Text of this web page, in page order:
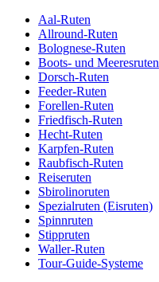
Aal-Ruten
Allround-Ruten
Bolognese-Ruten
Boots- und Meeresruten
Dorsch-Ruten
Feeder-Ruten
Forellen-Ruten
Friedfisch-Ruten
Hecht-Ruten
Karpfen-Ruten
Raubfisch-Ruten
Reiseruten
Sbirolinoruten
Spezialruten (Eisruten)
Spinnruten
Stippruten
Waller-Ruten
Tour-Guide-Systeme